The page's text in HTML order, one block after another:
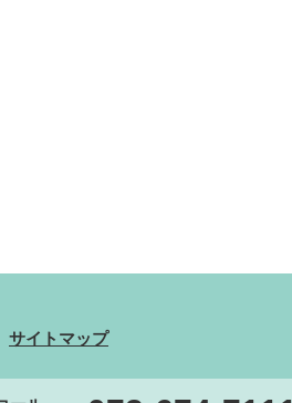
サイトマップ